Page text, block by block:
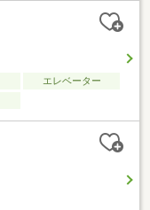
エレベーター